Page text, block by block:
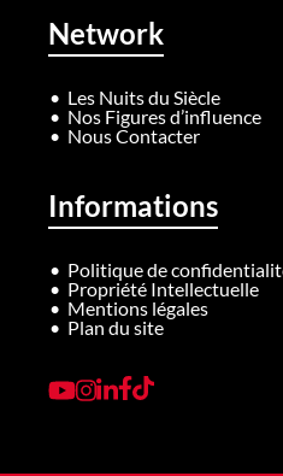
Network
Les Nuits du Siècle
Nos Figures d’influence
Nous Contacter
Informations
Politique de
Propriété Intellectuelle
Mentions légales
Plan du site